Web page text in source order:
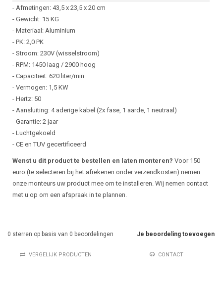
- Afmetingen: 43,5 x 23,5 x 20 cm
- Gewicht: 15 KG
- Materiaal: Aluminium
- PK: 2,0 PK
- Stroom: 230V (wisselstroom)
- RPM: 1450 laag / 2900 hoog
- Capacitieit: 620 liter/min
- Vermogen: 1,5 KW
- Hertz: 50
- Aansluiting: 4 aderige kabel (2x fase, 1 aarde, 1 neutraal)
- Garantie: 2 jaar
- Luchtgekoeld
- CE en TUV gecertificeerd
Wenst u dit product te bestellen en laten monteren? Voor 150
euro (te selecteren bij het afrekenen onder verzendkosten) nemen
onze monteurs uw product mee om te installeren. Wij nemen contact
met u op om een afspraak in te plannen.
Je beoordeling toevoegen
0 sterren op basis van 0 beoordelingen
VERGELIJK PRODUCTEN CONTACT